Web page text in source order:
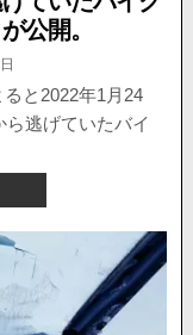
公開。
と2022年1月24
逃げていたバイ